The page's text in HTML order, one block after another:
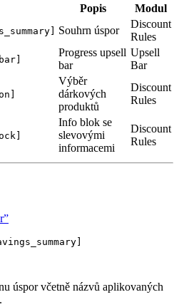
Popis Modul
Souhrn úspor
Discount
Rules
Progress upsell
bar
Upsell
Bar
Výběr
dárkových
produktů
Discount
Rules
Info blok se
slevovými
informacemi
Discount
Rules
úspor včetně názvů aplikovaných